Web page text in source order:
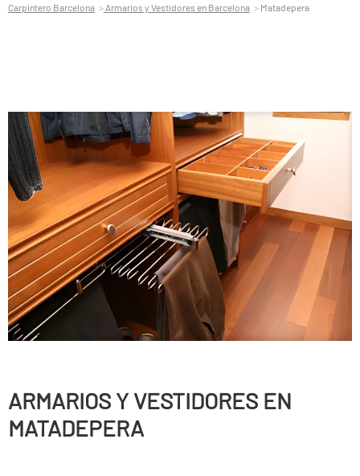
Carpintero Barcelona Armarios y Vestidores en Barcelona Matadepera
ARMARIOS Y VESTIDORES EN
MATADEPERA